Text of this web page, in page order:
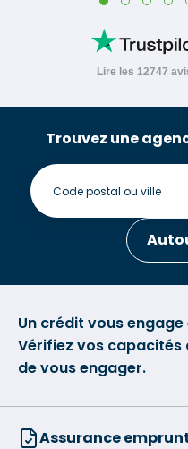
Trouvez une
Un crédit vous
Vérifiez vos
de vous engager.
Assurance